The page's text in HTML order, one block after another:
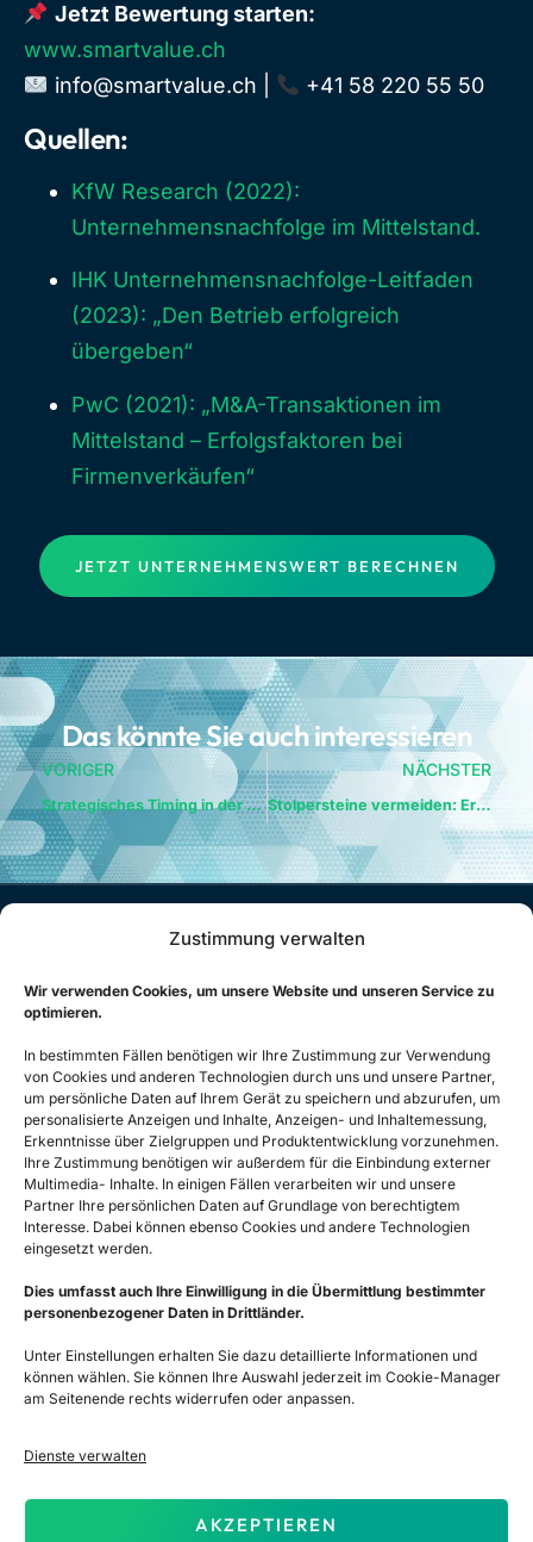
Zustimmung verwalten
Wir verwenden Cookies, um unsere Website und unseren Service zu
optimieren.
In bestimmten Fällen benötigen wir Ihre Zustimmung zur Verwendung
von Cookies und anderen Technologien durch uns und unsere Partner,
um persönliche Daten auf Ihrem Gerät zu speichern und abzurufen, um
personalisierte Anzeigen und Inhalte, Anzeigen- und Inhaltemessung,
Erkenntnisse über Zielgruppen und Produktentwicklung vorzunehmen.
Ihre Zustimmung benötigen wir außerdem für die Einbindung externer
Multimedia- Inhalte. In einigen Fällen verarbeiten wir und unsere
Partner Ihre persönlichen Daten auf Grundlage von berechtigtem
Interesse. Dabei können ebenso Cookies und andere Technologien
eingesetzt werden.
Dies umfasst auch Ihre Einwilligung in die Übermittlung bestimmter
personenbezogener Daten in Drittländer.
Unter Einstellungen erhalten Sie dazu detaillierte Informationen und
können wählen. Sie können Ihre Auswahl jederzeit im Cookie-Manager
am Seitenende rechts widerrufen oder anpassen.
Dienste verwalten
AKZEPTIEREN
Jetzt Bewertung starten:
www.smartvalue.ch
info@smartvalue.ch
+41 58 220 55 50
Quellen:
KfW Research (2022):
Unternehmensnachfolge im Mittelstand.
IHK Unternehmensnachfolge-Leitfaden
(2023): „Den Betrieb erfolgreich
übergeben“
PwC (2021): „M&A-Transaktionen im
Mittelstand – Erfolgsfaktoren bei
Firmenverkäufen“
JETZT UNTERNEHMENSWERT BERECHNEN
Das könnte Sie auch interessieren
VORIGER
Strategisches Timing in der Unternehmenstransaktion
NÄCHSTER
Stolpersteine vermeiden: Erfolgreicher Unternehmensverkauf leicht gemacht
SmartValue® ist ein Produkt in Kollaboration mit der Schweizer
Beratungsunternehmen für Unternehmenstransaktionen.
Services
Unternehmensbewertung
Firma verkaufen
Firma kaufen
Hilfreich
Methoden
Blog
Unternehmen
Über uns
Disclaimer
Schweizer Nachfolge AG